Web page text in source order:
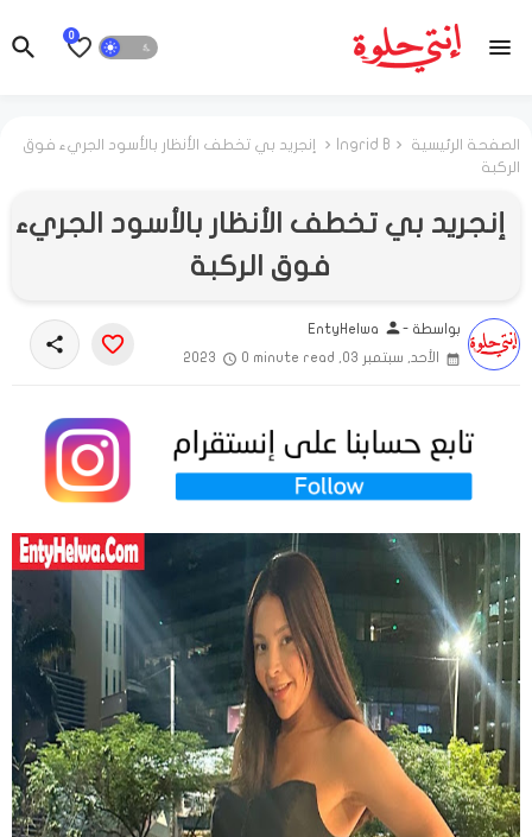
0
الصفحة الرئيسية Ingrid B
إنجريد بي تخطف الأنظار بالأسود الجريء فوق
الركبة
إنجريد بي تخطف الأنظار بالأسود الجريء
فوق الركبة
بواسطة -person
EntyHelwa
الأحد, سبتمبر 03, 2023
0 minute read
share